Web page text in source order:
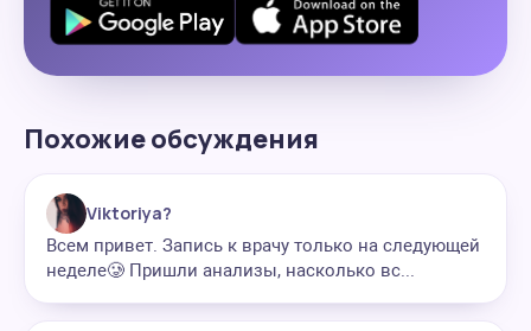
Похожие обсуждения
Viktoriya?
Всем привет. Запись к врачу только на следующей
неделе🥲 Пришли анализы, насколько вс...